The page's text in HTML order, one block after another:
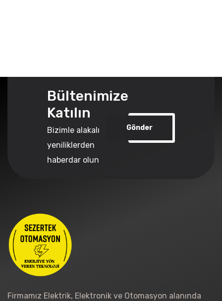
Bültenimize
Katılın
Bizimle alakalı
yeniliklerden
haberdar olun
Gönder
Firmamız Elektrik, Elektronik ve Otomasyon alanında